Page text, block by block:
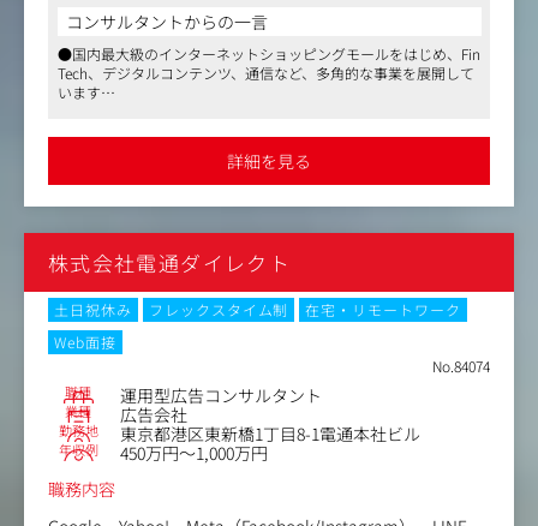
・その他デジタルプロモーションの戦略立案・実行
単なる広告運用や販売促進にとどまらず、顧客理解を起点
に、ブランドコンセプトの設計、ターゲット選定、訴求開
で、ブランド成長に必要な幅広い領域に関わっていただき
＜具体的には＞
・自社ブランドにおけるマーケティング戦略の立案・実行
・市場調査、競合分析、顧客理解をもとにしたコンセプト
設計、ターゲット選定、訴求開発
・複数媒体での広告戦略立案・運用、クリエイティブ企
画、LP改善、制作ディレクション
・売上、CPA、LTV、継続率などの数値分析および改善施策
・CRM施策の企画・改善、コールセンターと連携した顧客
の声の収集・分析
・顧客インサイトを活かした商品開発、リニューアル、新
商品リリースへの参画
ミュニケーションに注力した業務に取り組んでいただきま
す。
データに基づく傾向や論理的な仮説から、新規企画・施策
の立案、実行、そして運用やPDCAを継続的に実施するオ
ペレーション面も含めて総合的に経験していただきます。
ダーと協調関係を結びながら、アウトプットのインパクト
強化を推進していただきます。
ン強化および好意度の醸成を目的にした、対外的なコミュ
ニケーション施策の立案・実行・運用をする
・プロジェクトマネージャーとして、複数のプロジェクト
やタスクを同時進行で効果的に管理し、業務を遂行する
・社内の様々なステークホルダーと協力・交渉し、長期的
なコラボレーションの関係性を構築することで、アウトプ
ットインパクトの最大化を目指す
・データや論理的思考に基づいたPDCAを行い、課題の発
見と改善・解決を能動的に行う
・グループ全体としてのプロジェクトにおけるRFP、ガイ
ドライン、プロセスなどの資料制作
・ヘッドクォーターと各事業をつなぐブランディング窓口
コンサルタントからの一言
●国内最大級のインターネットショッピングモールをはじめ、Fin
Tech、デジタルコンテンツ、通信など、多角的な事業を展開して
います
拡大期に参画することで、自身の仕事を通じて業界や社会へのイ
ンパクトを実感できる機会、ビジネス拡大と共に自身も成長でき
る機会があります
●同社では社内公用語を英語として、英語スキルを重視していま
詳細を見る
株式会社電通ダイレクト
土日祝休み フレックスタイム制
在宅・リモートワーク
Web面接
No.84074
職種 運用型広告コンサルタント
業種 広告会社
勤務地 東京都港区東新橋1丁目8-1電通本社ビル
年収例
450万円～1,000万円
職務内容